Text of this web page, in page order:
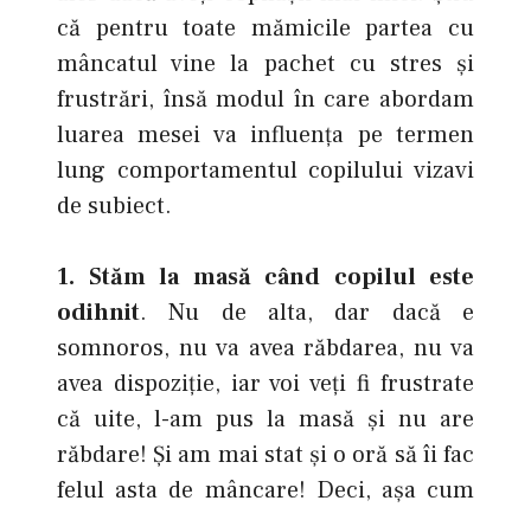
că pentru toate mămicile partea cu
mâncatul vine la pachet cu stres şi
frustrări, însă modul în care abordam
luarea mesei va influenţa pe termen
lung comportamentul copilului vizavi
de subiect.
1. Stăm la masă când copilul este
odihnit. Nu de alta, dar dacă e
somnoros, nu va avea răbdarea, nu va
avea dispoziţie, iar voi veţi fi frustrate
că uite, l-am pus la masă şi nu are
răbdare! Şi am mai stat şi o oră să îi fac
felul asta de mâncare! Deci, aşa cum